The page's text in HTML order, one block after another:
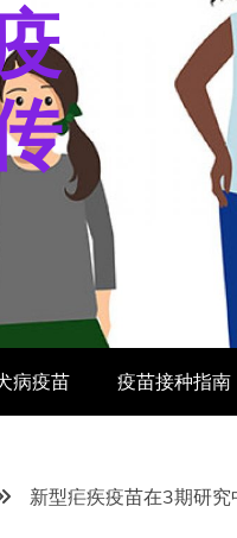
病疫苗 疫苗接种指南
新型疟疾疫苗在3期研究